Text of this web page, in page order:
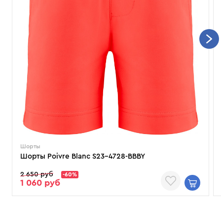
Шорты
Шорты Poivre Blanc S23-4728-BBBY
2 650 руб -60%
1 060 руб